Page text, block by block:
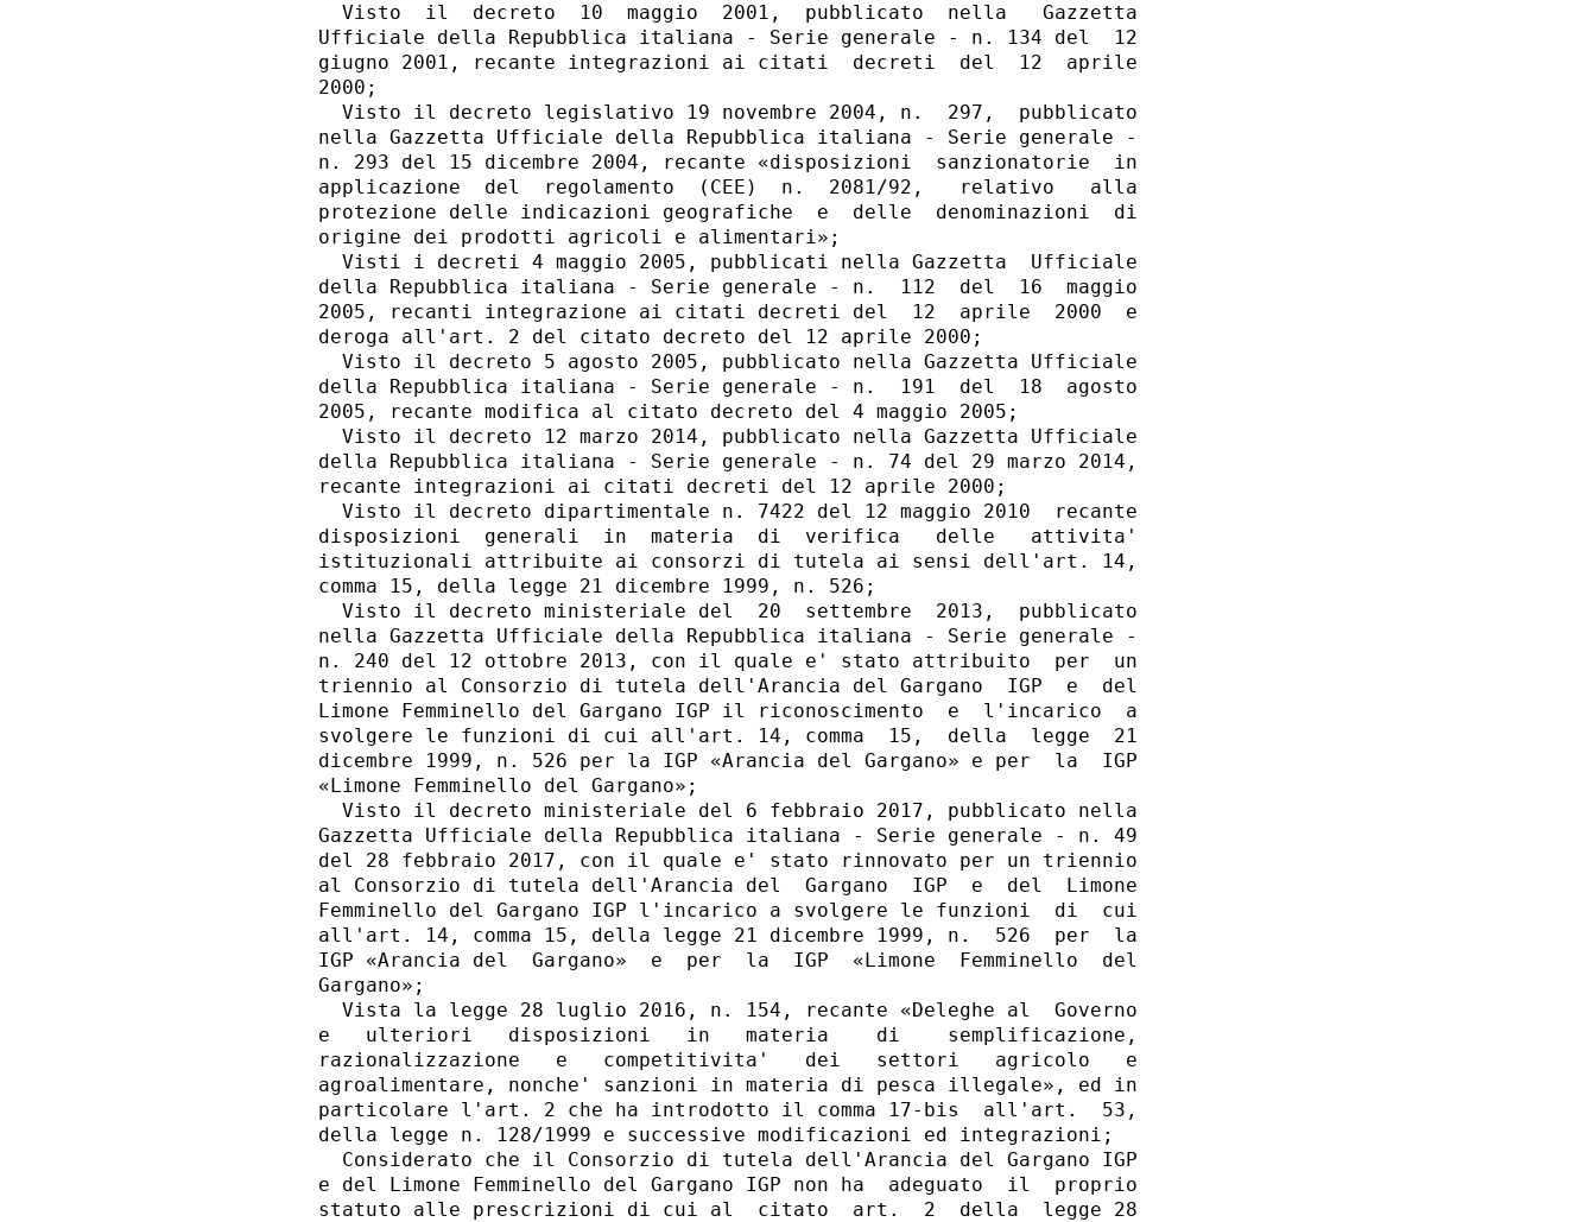
  Visto  il  decreto  10  maggio  2001,  pubblicato  nella   Gazzetta
Ufficiale della Repubblica italiana - Serie generale - n. 134 del  12
giugno 2001, recante integrazioni ai citati  decreti  del  12  aprile
2000;
  Visto il decreto legislativo 19 novembre 2004, n.  297,  pubblicato
nella Gazzetta Ufficiale della Repubblica italiana - Serie generale -
n. 293 del 15 dicembre 2004, recante «disposizioni  sanzionatorie  in
applicazione  del  regolamento  (CEE)  n.  2081/92,   relativo   alla
protezione delle indicazioni geografiche  e  delle  denominazioni  di
origine dei prodotti agricoli e alimentari»;
  Visti i decreti 4 maggio 2005, pubblicati nella Gazzetta  Ufficiale
della Repubblica italiana - Serie generale - n.  112  del  16  maggio
2005, recanti integrazione ai citati decreti del  12  aprile  2000  e
deroga all'art. 2 del citato decreto del 12 aprile 2000;
  Visto il decreto 5 agosto 2005, pubblicato nella Gazzetta Ufficiale
della Repubblica italiana - Serie generale - n.  191  del  18  agosto
2005, recante modifica al citato decreto del 4 maggio 2005;
  Visto il decreto 12 marzo 2014, pubblicato nella Gazzetta Ufficiale
della Repubblica italiana - Serie generale - n. 74 del 29 marzo 2014,
recante integrazioni ai citati decreti del 12 aprile 2000;
  Visto il decreto dipartimentale n. 7422 del 12 maggio 2010  recante
disposizioni  generali  in  materia  di  verifica   delle   attivita'
istituzionali attribuite ai consorzi di tutela ai sensi dell'art. 14,
comma 15, della legge 21 dicembre 1999, n. 526;
  Visto il decreto ministeriale del  20  settembre  2013,  pubblicato
nella Gazzetta Ufficiale della Repubblica italiana - Serie generale -
n. 240 del 12 ottobre 2013, con il quale e' stato attribuito  per  un
triennio al Consorzio di tutela dell'Arancia del Gargano  IGP  e  del
Limone Femminello del Gargano IGP il riconoscimento  e  l'incarico  a
svolgere le funzioni di cui all'art. 14, comma  15,  della  legge  21
dicembre 1999, n. 526 per la IGP «Arancia del Gargano» e per  la  IGP
«Limone Femminello del Gargano»;
  Visto il decreto ministeriale del 6 febbraio 2017, pubblicato nella
Gazzetta Ufficiale della Repubblica italiana - Serie generale - n. 49
del 28 febbraio 2017, con il quale e' stato rinnovato per un triennio
al Consorzio di tutela dell'Arancia del  Gargano  IGP  e  del  Limone
Femminello del Gargano IGP l'incarico a svolgere le funzioni  di  cui
all'art. 14, comma 15, della legge 21 dicembre 1999, n.  526  per  la
IGP «Arancia del  Gargano»  e  per  la  IGP  «Limone  Femminello  del
Gargano»;
  Vista la legge 28 luglio 2016, n. 154, recante «Deleghe al  Governo
e   ulteriori   disposizioni   in   materia    di    semplificazione,
razionalizzazione   e   competitivita'   dei   settori   agricolo   e
agroalimentare, nonche' sanzioni in materia di pesca illegale», ed in
particolare l'art. 2 che ha introdotto il comma 17-bis  all'art.  53,
della legge n. 128/1999 e successive modificazioni ed integrazioni;
  Considerato che il Consorzio di tutela dell'Arancia del Gargano IGP
e del Limone Femminello del Gargano IGP non ha  adeguato  il  proprio
statuto alle prescrizioni di cui al  citato  art.  2  della  legge 28